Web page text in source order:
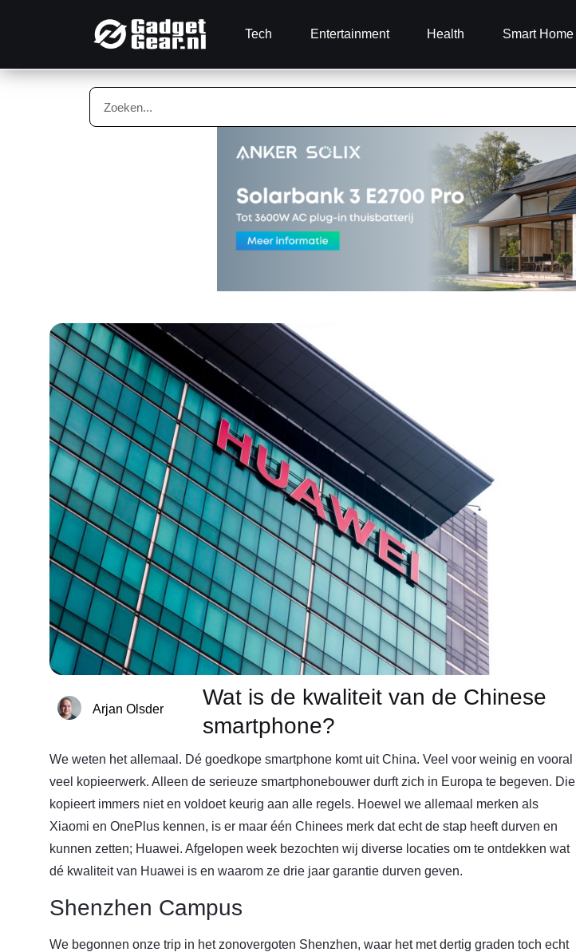
Tech Entertainment Health Smart Home
Arjan Olsder
Wat is de kwaliteit van de Chinese
smartphone?
We weten het allemaal. Dé goedkope smartphone komt uit China. Veel voor weinig en vooral
veel kopieerwerk. Alleen de serieuze smartphonebouwer durft zich in Europa te begeven. Die
kopieert immers niet en voldoet keurig aan alle regels. Hoewel we allemaal merken als
Xiaomi en OnePlus kennen, is er maar één Chinees merk dat echt de stap heeft durven en
kunnen zetten; Huawei. Afgelopen week bezochten wij diverse locaties om te ontdekken wat
dé kwaliteit van Huawei is en waarom ze drie jaar garantie durven geven.
Shenzhen Campus
We begonnen onze trip in het zonovergoten Shenzhen, waar het met dertig graden toch echt